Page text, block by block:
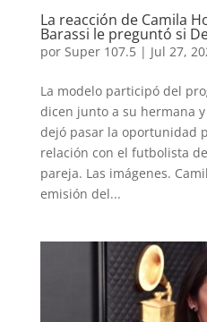
La reacción de Camila
Barassi le preguntó si
por Super 107.5| Jul 27,
La modelo participó del
dicen junto a su hermana
dejó pasar la oportunidad
relación con el futbolista
pareja. Las imágenes.
emisión del...